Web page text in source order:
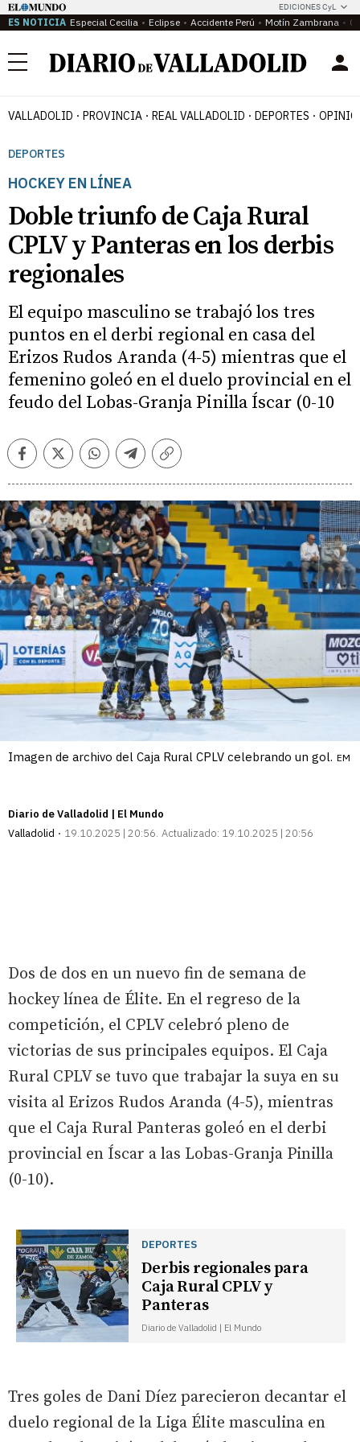
EDICIONES CyL
ES NOTICIA Especial Cecilia Eclipse Accidente Perú Motín Zambrana
Menú
VALLADOLID PROVINCIA REAL VALLADOLID DEPORTES
DEPORTES
HOCKEY EN LÍNEA
Doble triunfo de Caja Rural
CPLV y Panteras en los derbis
regionales
El equipo masculino se trabajó los tres
puntos en el derbi regional en casa del
Erizos Rudos Aranda (4-5) mientras que el
femenino goleó en el duelo provincial en el
feudo del Lobas-Granja Pinilla Íscar (0-10
FacebookTwitterWhatsappTelegramCopiar
Imagen de archivo del Caja Rural CPLV celebrando un gol. EM
Diario de Valladolid | El Mundo
Valladolid
19.10.2025 | 20:56 Actualizado: 19.10.2025 | 20:56
Dos de dos en un nuevo fin de semana de
hockey línea de Élite. En el regreso de la
competición, el CPLV celebró pleno de
victorias de sus principales equipos. El Caja
Rural CPLV se tuvo que trabajar la suya en su
visita al Erizos Rudos Aranda (4-5), mientras
que el Caja Rural Panteras goleó en el derbi
provincial en Íscar a las Lobas-Granja Pinilla
(0-10).
DEPORTES
Derbis regionales para
Caja Rural CPLV y
Panteras
Diario de Valladolid | El Mundo
Tres goles de Dani Díez parecieron decantar el
duelo regional de la Liga Élite masculina en